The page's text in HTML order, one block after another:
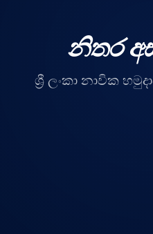
නිතර
ශ්‍රී ලංකා නාවික